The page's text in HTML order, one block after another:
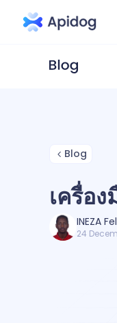
Blog
เครื่อ
INEZA
24